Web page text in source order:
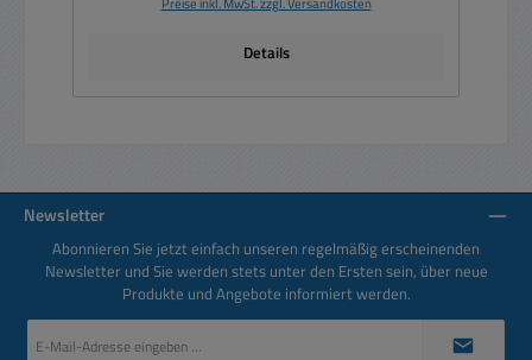
Details
Newsletter
Abonnieren Sie jetzt einfach unseren regelmäßig erscheinenden
Newsletter und Sie werden stets unter den Ersten sein, über neue
Produkte und Angebote informiert werden.
Mail-